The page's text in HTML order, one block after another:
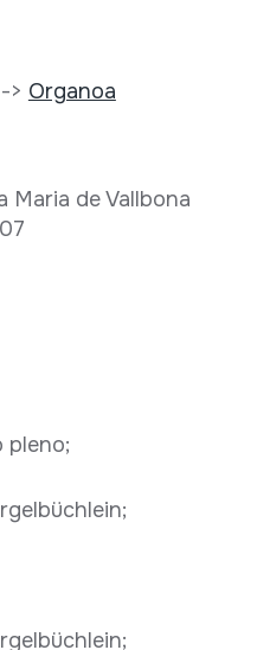
Organoa
Maria de Vallbona
pleno;